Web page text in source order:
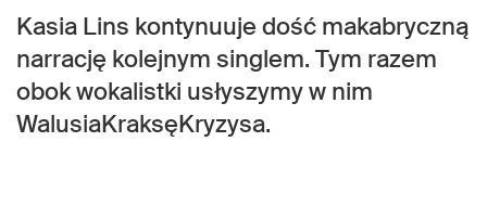
Kasia Lins kontynuuje dość makabryczną
narrację kolejnym singlem. Tym razem
obok wokalistki usłyszymy w nim
WalusiaKraksęKryzysa.